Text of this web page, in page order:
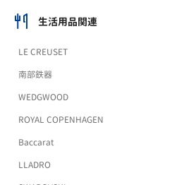
生活用品関連
LE CREUSET
南部鉄器
WEDGWOOD
ROYAL COPENHAGEN
Baccarat
LLADRO